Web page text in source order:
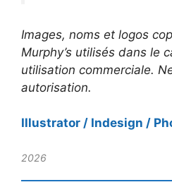
Images, noms et logos
Murphy’s utilisés dans le
utilisation commerciale.
autorisation.
Illustrator / Indesign /
2026